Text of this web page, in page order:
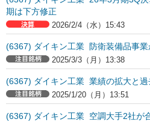
期は下方修正
2026/2/4（水）15:43
(6367) ダイキン工業 防衛装備品事業
2025/3/3（月）13:38
(6367) ダイキン工業 業績の拡大と過
2025/1/20（月）13:51
(6367) ダイキン工業 空調大手2社が